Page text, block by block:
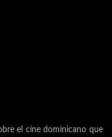
el cine dominicano que